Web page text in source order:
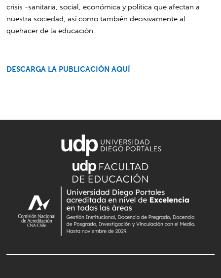
crisis -sanitaria, social, económica y política que afectan a
nuestra sociedad, así como también decisivamente al
quehacer de la educación.
DESCARGA LA PUBLICACIÓN AQUÍ